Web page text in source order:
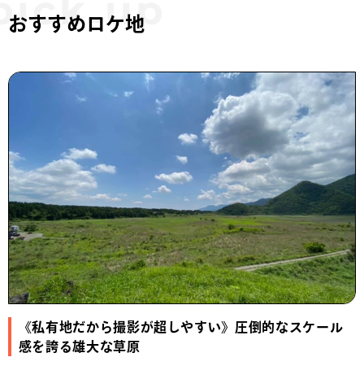
おすすめロケ地
《私有地だから撮影が超しやすい》圧倒的なスケール
感を誇る雄大な草原